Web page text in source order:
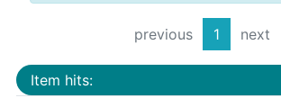
previous 1 next
Item hits: